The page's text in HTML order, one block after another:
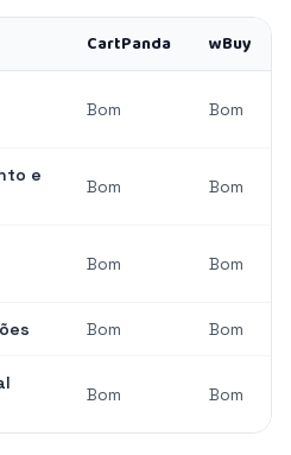
CartPanda wBuy
Bom Bom
e
Bom Bom
Bom Bom
Bom Bom
Bom Bom